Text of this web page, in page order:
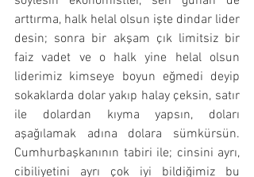
arttırma, halk helal olsun işte dindar lider
desin; sonra bir akşam çık limitsiz bir
faiz vadet ve o halk yine helal olsun
liderimiz kimseye boyun eğmedi deyip
sokaklarda dolar yakıp halay çeksin, satır
ile dolardan kıyma yapsın, doları
aşağılamak adına dolara sümkürsün.
Cumhurbaşkanının tabiri ile; cinsini ayrı,
cibiliyetini ayrı çok iyi bildiğimiz bu